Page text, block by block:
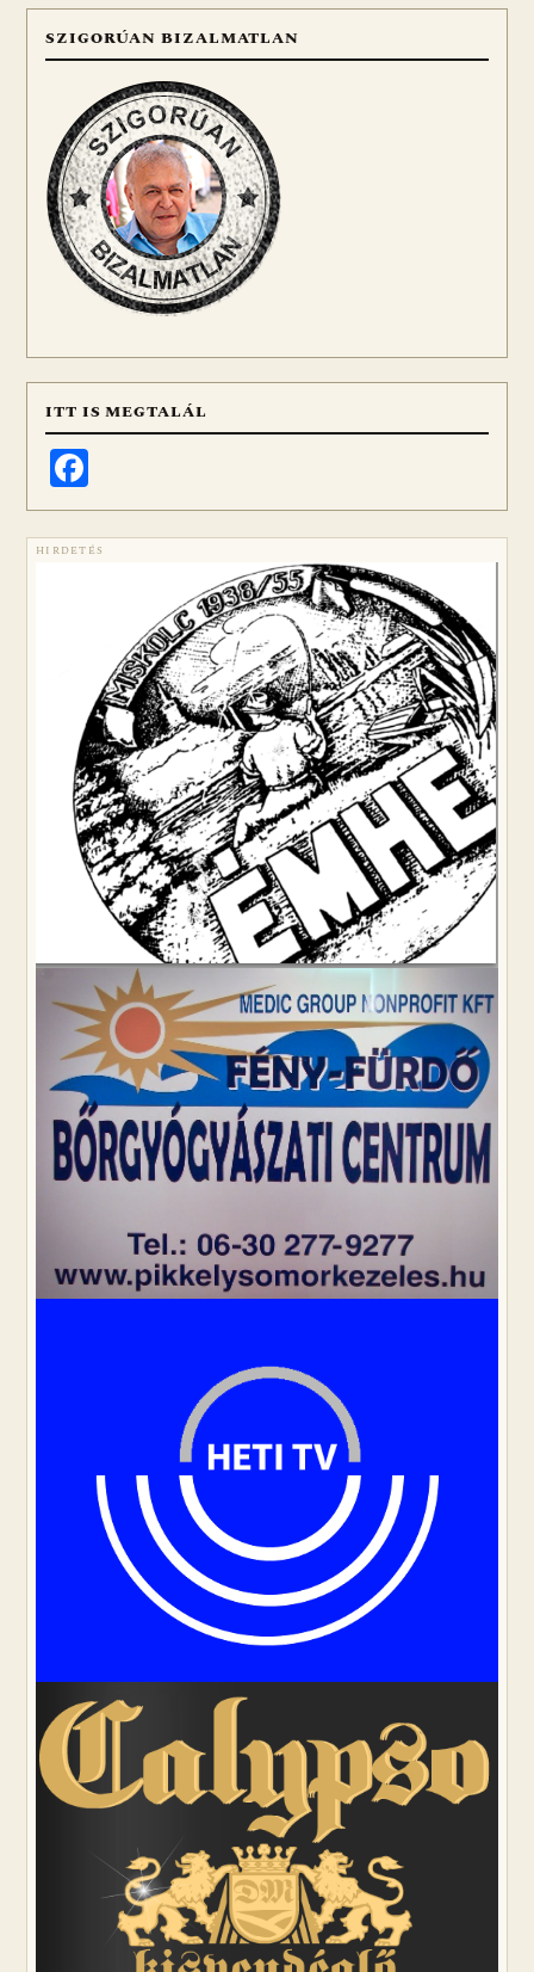
SZIGORÚAN BIZALMATLAN
ITT IS MEGTALÁL
HIRDETÉS